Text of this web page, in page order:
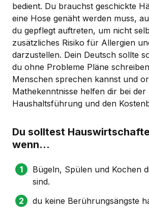
bedient. Du brauchst geschickte
eine Hose genäht werden muss,
du gepflegt auftreten, um nicht
zusätzliches Risiko für Allergien
darzustellen. Dein Deutsch sollte
du ohne Probleme Pläne
Menschen sprechen kannst und
Mathekenntnisse helfen dir bei der
Haushaltsführung und den
Du solltest
wenn...
Bügeln, Spülen und Kochen
sind.
du keine Berührungsängste